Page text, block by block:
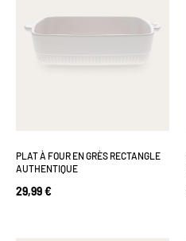
PLAT À FOUR EN GRÈS RECTANGLE
AUTHENTIQUE
29,99 €